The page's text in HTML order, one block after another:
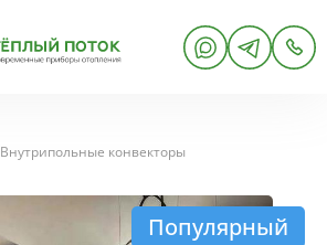
Внутрипольные конвекторы
Популярный